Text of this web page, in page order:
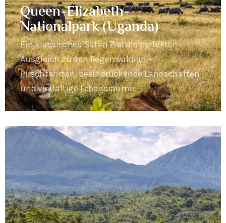
Queen-Elizabeth-
Nationalpark (Uganda)
Ein klassisches Safari Ziel als perfekter
Ausgleich zu den Regenwäldern –
Pirschfahrten, beeindruckende Landschaften
und vielfältige Lebensräume.